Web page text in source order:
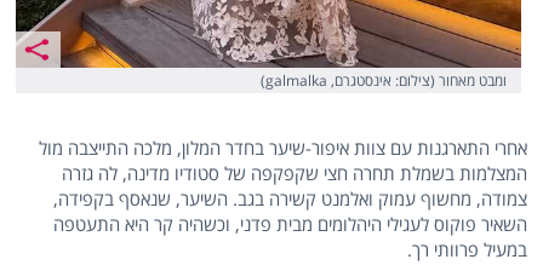
ומבט מאחור (צילום: אינסטגרם, galmalka)
אחרי התארגנות עם צוות איפור-שיער בחדר המלון, מלכה התייצבה מול
המצלמות בשמלת תחרה חצי שקפקפה של סטודיו מדינה, לה גזרה
צמודה, מחשוף עמוק ואלמנט קשירה בגב. השיער, שנאסף בקפידה,
השאיר פוקוס לעגילי היהלומים מבית פדני, וכשהיה קר היא התעטפה
במעיל פרוותי רך.